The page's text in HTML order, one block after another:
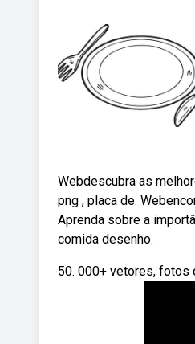
Webdescubra as
png , placa de.
Aprenda sobre a
comida desenho.
50. 000+ vetores, fotos